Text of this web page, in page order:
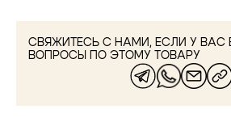
СВЯЖИТЕСЬ С НАМИ, ЕСЛИ У ВАС
ВОПРОСЫ ПО ЭТОМУ ТОВАРУ